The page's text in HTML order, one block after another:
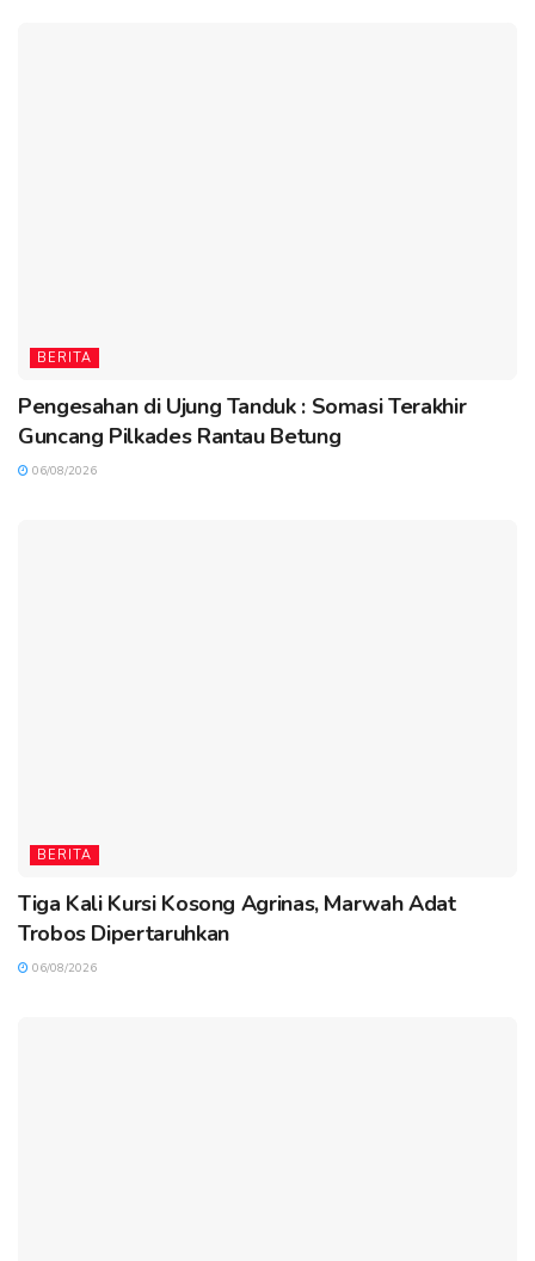
BERITA
Pengesahan di Ujung Tanduk : Somasi Terakhir
Guncang Pilkades Rantau Betung
06/08/2026
BERITA
Tiga Kali Kursi Kosong Agrinas, Marwah Adat
Trobos Dipertaruhkan
06/08/2026